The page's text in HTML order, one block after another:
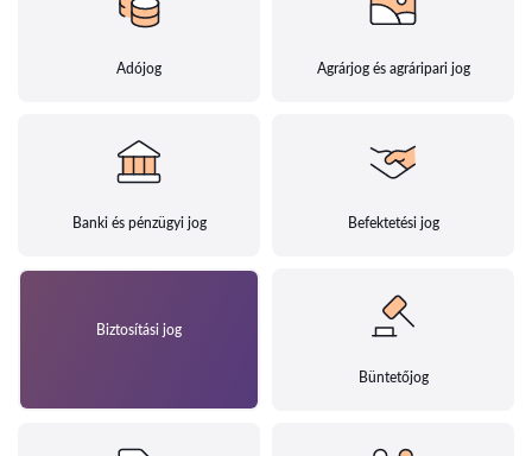
Adójog Agrárjog és agráripari jog
Banki és pénzügyi jog Befektetési jog
Biztosítási jog
Büntetőjog